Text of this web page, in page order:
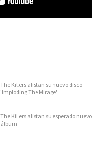
The Killers alistan su nuevo disco
'Imploding The Mirage'
The Killers alistan su esperado nuevo
álbum